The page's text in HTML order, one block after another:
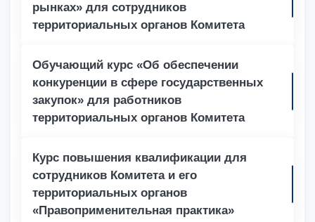
рынках» для сотрудников
территориальных органов Комитета
Обучающий курс «Об обеспечении
конкуренции в сфере государственных
закупок» для работников
территориальных органов Комитета
Курс повышения квалификации для
сотрудников Комитета и его
территориальных органов
«Правоприменительная практика»